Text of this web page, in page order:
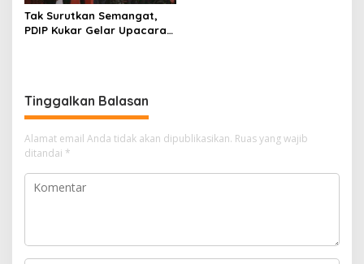
Tak Surutkan Semangat,
PDIP Kukar Gelar Upacara
Tinggalkan Balasan
Alamat email Anda tidak akan dipublikasikan. Ruas yang wajib
ditandai *